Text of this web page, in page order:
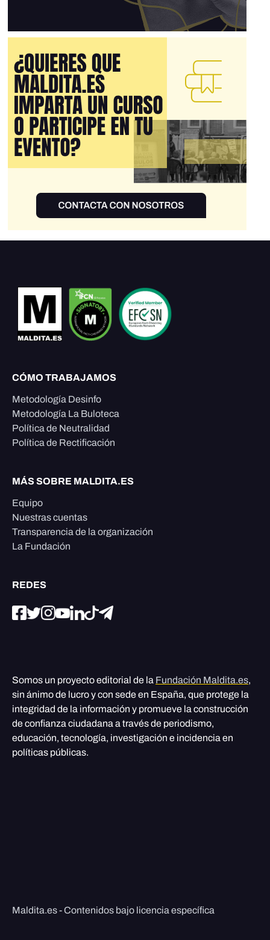
CÓMO TRABAJAMOS
Metodología Desinfo
Metodología La Buloteca
Política de Neutralidad
Política de Rectificación
MÁS SOBRE MALDITA.ES
Equipo
Nuestras cuentas
Transparencia de la organización
La Fundación
REDES
Somos un proyecto editorial de la Fundación Maldita.es,
sin ánimo de lucro y con sede en España, que protege la
integridad de la información y promueve la construcción
de confianza ciudadana a través de periodismo,
educación, tecnología, investigación e incidencia en
políticas públicas.
Maldita.es - Contenidos bajo licencia específica